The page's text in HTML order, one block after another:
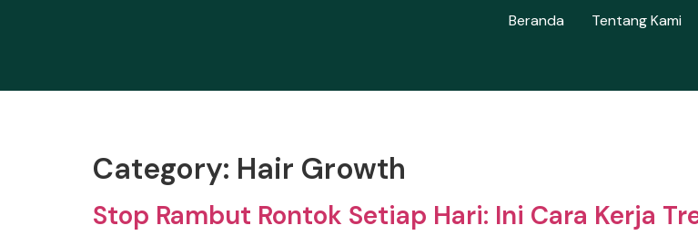
Beranda Tentang Kami
Category: Hair Growth
Stop Rambut Rontok Setiap Hari: Ini Cara Kerja